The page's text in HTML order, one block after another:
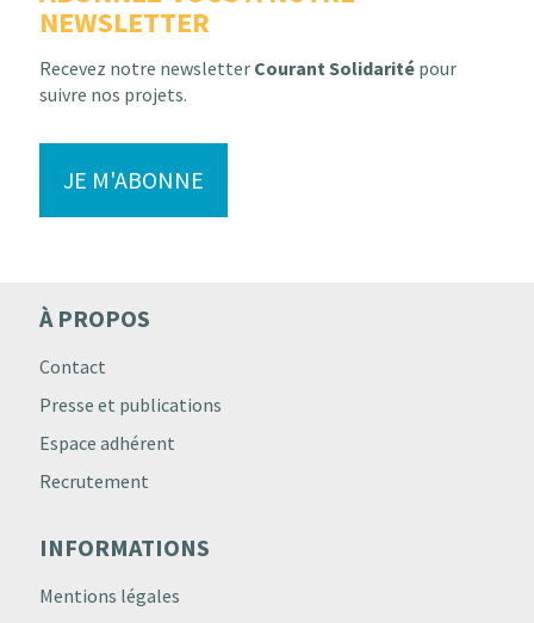
NEWSLETTER
Recevez notre newsletter Courant Solidarité pour
suivre nos projets.
JE M'ABONNE
À PROPOS
Contact
Presse et publications
Espace adhérent
Recrutement
INFORMATIONS
Mentions légales